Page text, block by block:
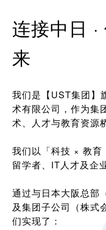
连接中日
来
我们是【UST集团】
术有限公司，作为集
术、人才与教育资源
我们以「科技 × 教育
留学者、IT人才及企
通过与日本大阪总部
及集团子公司（株式
们实现了：